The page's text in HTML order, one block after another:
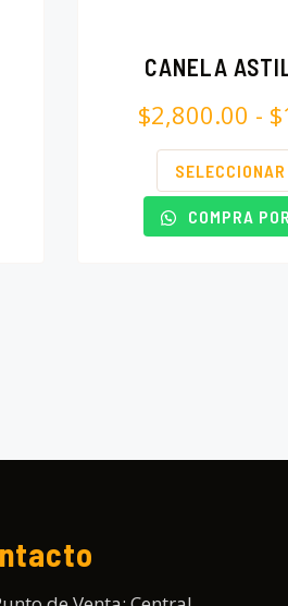
CANELA
$2,800.00 - $
COMPRA